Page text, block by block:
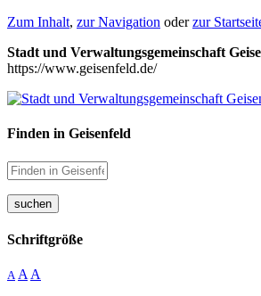
Zum Inhalt, zur Navigation oderzur
Stadt und Verwaltungsgemeinschaft
https://www.geisenfeld.de/
Finden in Geisenfeld
suchen
Schriftgröße
A A A